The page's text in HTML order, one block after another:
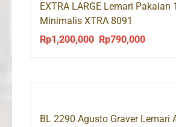
EXTRA LARGE Lemari Pakaian
Minimalis XTRA 8091
Rp1,200,000
Original
Rp790,000Current
BL 2290 Agusto Graver Lemari